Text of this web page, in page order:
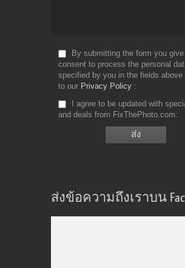
By submitting the form you
consent to process the personal
specified by you in the fields above
to our Privacy Policy
I agree to be updated with
and deals from FixThePhoto.com
ส่งข้อความถึงเราบน